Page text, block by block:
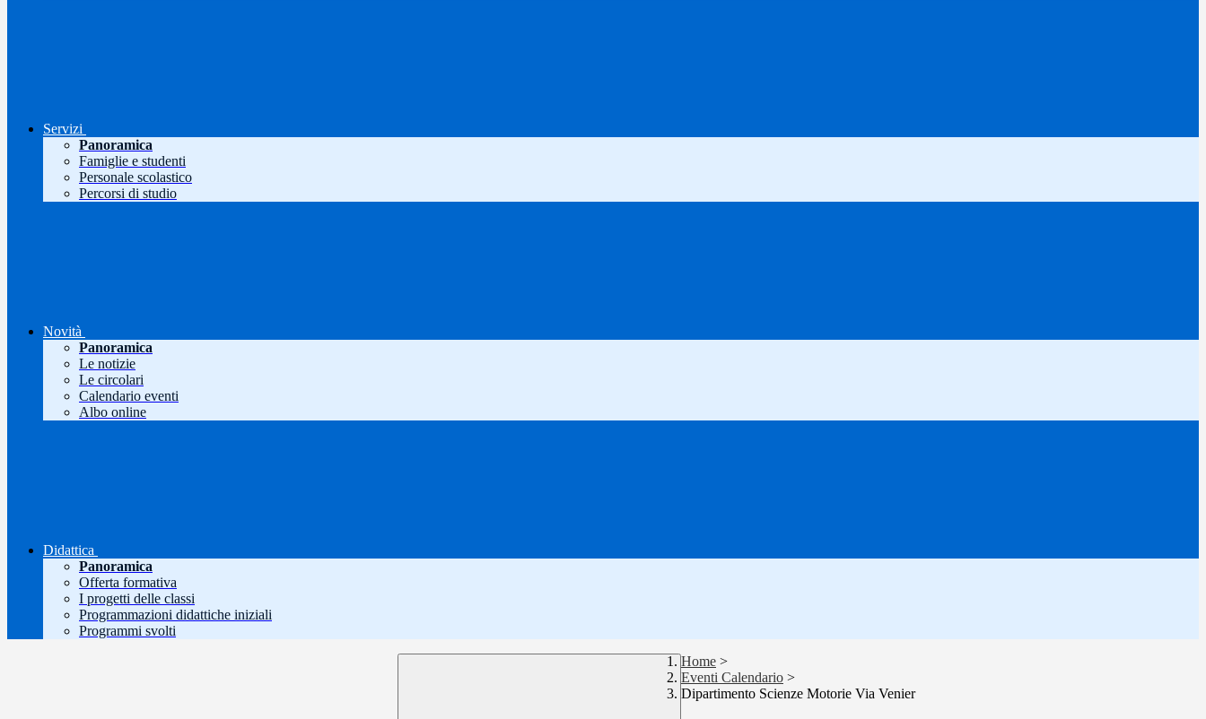
Servizi
Panoramica
Famiglie e studenti
Personale scolastico
Percorsi di studio
Novità
Panoramica
Le notizie
Le circolari
Calendario eventi
Albo online
Didattica
Panoramica
Offerta formativa
I progetti delle classi
Programmazioni didattiche iniziali
Programmi svolti
Home >
Eventi Calendario >
Dipartimento Scienze Motorie Via Venier